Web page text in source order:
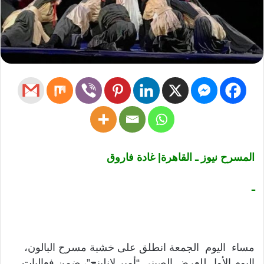
المسرح نيوز ـ القاهرة| غادة فاروق
ـ
مساء اليوم الجمعة انطلق على خشبة مسرح البالون،